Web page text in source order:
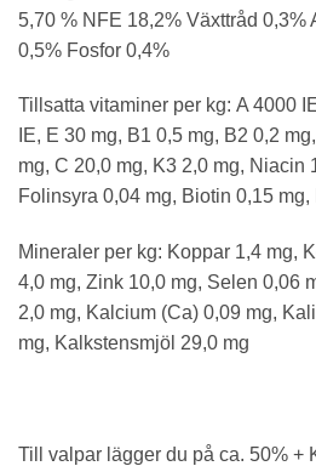
5,70 % NFE 18,2% Växttråd 0,3%
0,5% Fosfor 0,4%
Tillsatta vitaminer per kg: A 4000
IE, E 30 mg, B1 0,5 mg, B2 0,2
mg, C 20,0 mg, K3 2,0 mg, Niacin
Folinsyra 0,04 mg, Biotin 0,15
Mineraler per kg: Koppar 1,4 mg,
4,0 mg, Zink 10,0 mg, Selen 0,06
2,0 mg, Kalcium (Ca) 0,09 mg,
mg, Kalkstensmjöl 29,0 mg
Till valpar lägger du på ca. 50% +